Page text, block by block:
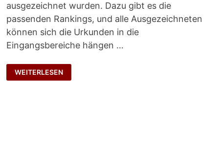
ausgezeichnet wurden. Dazu gibt es die
passenden Rankings, und alle Ausgezeichneten
können sich die Urkunden in die
Eingangsbereiche hängen …
ZERTIFIKAT
OHNE
WERT?
WEITERLESEN